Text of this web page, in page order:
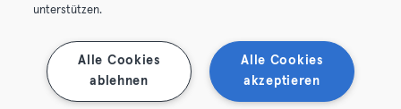
Terms & Conditions
Terminate contracts here Withdraw contracts here
unterstützen.
Alle Cookies
akzeptieren
Alle Cookies
ablehnen